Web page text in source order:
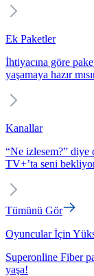
Ek Paketler
İhtiyacına göre
yaşamaya hazır
Kanallar
“Ne izlesem?” diye
TV+’ta seni
Tümünü Gör
Oyuncular İçin
Superonline Fiber
yaşa!